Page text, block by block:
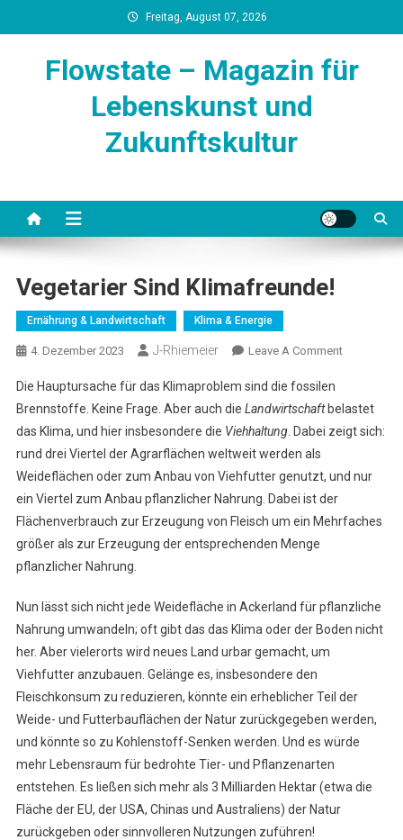
to
Freitag, August 07, 2026
Flowstate – Magazin für
Lebenskunst und
Zukunftskultur
Vegetarier Sind Klimafreunde!
Ernährung & Landwirtschaft Klima & Energie
4. Dezember 2023 J-Rhiemeier Leave A CommentOn
Die Hauptursache für das Klimaproblem sind die fossilen
Brennstoffe. Keine Frage. Aber auch die Landwirtschaftbelastet
das Klima, und hier insbesondere die Viehhaltung. Dabei zeigt sich:
rund drei Viertel der Agrarflächen weltweit werden als
Weideflächen oder zum Anbau von Viehfutter genutzt, und nur
ein Viertel zum Anbau pflanzlicher Nahrung. Dabei ist der
Flächenverbrauch zur Erzeugung von Fleisch um ein Mehrfaches
größer als zur Erzeugung der entsprechenden Menge
pflanzlicher Nahrung.
Nun lässt sich nicht jede Weidefläche in Ackerland für pflanzliche
Nahrung umwandeln; oft gibt das das Klima oder der Boden nicht
her. Aber vielerorts wird neues Land urbar gemacht, um
Viehfutter anzubauen. Gelänge es, insbesondere den
Fleischkonsum zu reduzieren, könnte ein erheblicher Teil der
Weide- und Futterbauflächen der Natur zurückgegeben werden,
und könnte so zu Kohlenstoff-Senken werden. Und es würde
mehr Lebensraum für bedrohte Tier- und Pflanzenarten
entstehen. Es ließen sich mehr als 3 Milliarden Hektar (etwa die
Fläche der EU, der USA, Chinas und Australiens) der Natur
zurückgeben oder sinnvolleren Nutzungen zuführen!